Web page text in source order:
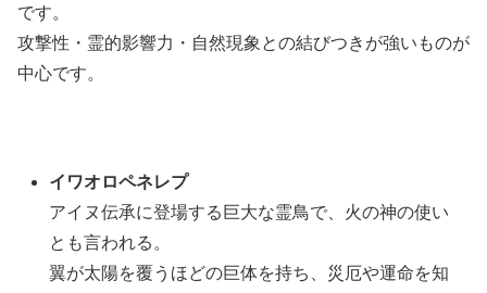
です。
攻撃性・霊的影響力・自然現象との結びつきが強いものが
中心です。
イワオロペネレプ
アイヌ伝承に登場する巨大な霊鳥で、火の神の使い
とも言われる。
翼が太陽を覆うほどの巨体を持ち、災厄や運命を知